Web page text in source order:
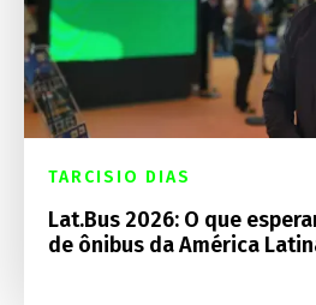
TARCISIO DIAS
Lat.Bus 2026: O que
de ônibus da América